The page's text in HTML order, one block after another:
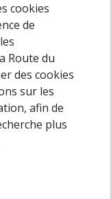
cookies
de
Route du
des cookies
sur les
afin de
plus